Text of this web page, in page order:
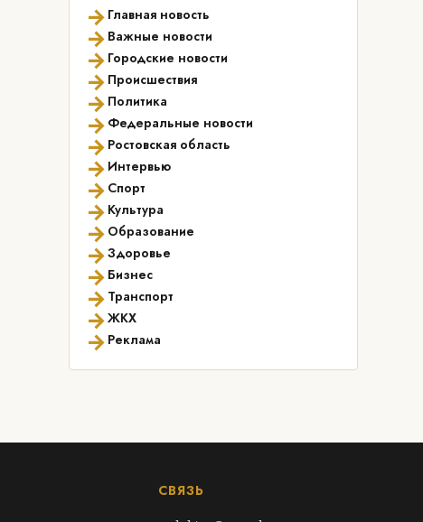
→ Главная новость
→ Важные новости
→ Городские новости
→ Происшествия
→ Политика
→ Федеральные новости
→ Ростовская область
→ Интервью
→ Спорт
→ Культура
→ Образование
→Здоровье
→ Бизнес
→ Транспорт
→ЖКХ
→ Реклама
СВЯЗЬ